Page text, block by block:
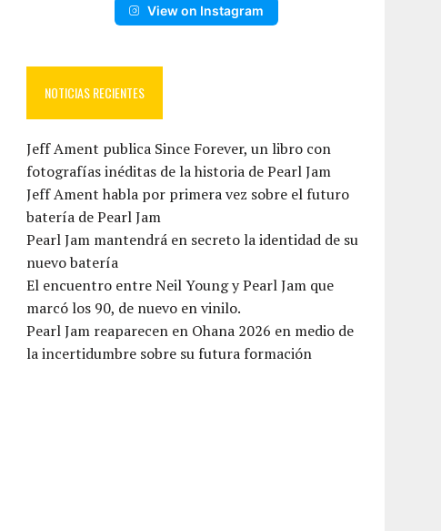
View on Instagram
NOTICIAS RECIENTES
Jeff Ament publica Since Forever, un libro con
fotografías inéditas de la historia de Pearl Jam
Jeff Ament habla por primera vez sobre el futuro
batería de Pearl Jam
Pearl Jam mantendrá en secreto la identidad de su
nuevo batería
El encuentro entre Neil Young y Pearl Jam que
marcó los 90, de nuevo en vinilo.
Pearl Jam reaparecen en Ohana 2026 en medio de
la incertidumbre sobre su futura formación